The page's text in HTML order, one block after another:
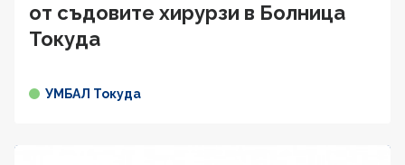
от съдовите хирурзи в Болница
Токуда
УМБАЛ Токуда